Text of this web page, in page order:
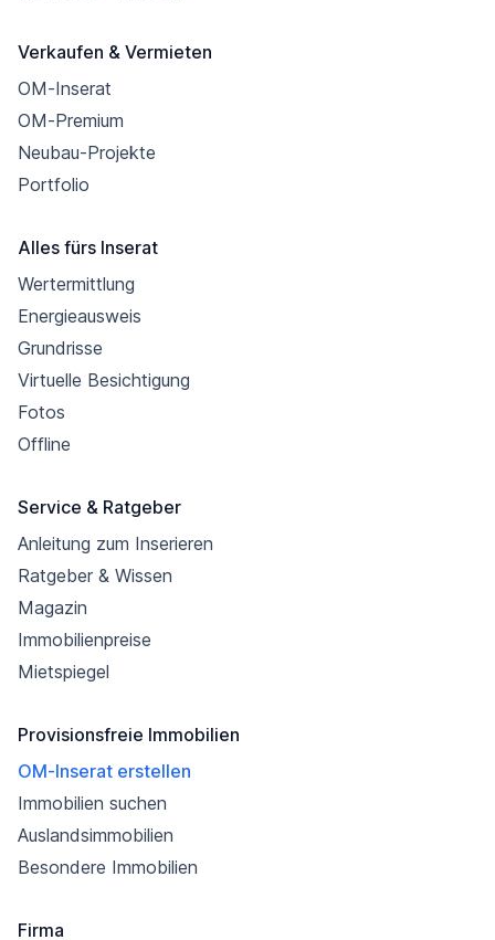
Verkaufen & Vermieten
OM-Inserat
OM-Premium
Neubau-Projekte
Portfolio
Alles fürs Inserat
Wertermittlung
Energieausweis
Grundrisse
Virtuelle Besichtigung
Fotos
Offline
Service & Ratgeber
Anleitung zum Inserieren
Ratgeber & Wissen
Magazin
Immobilienpreise
Mietspiegel
Provisionsfreie Immobilien
OM-Inserat erstellen
Immobilien suchen
Auslandsimmobilien
Besondere Immobilien
Firma